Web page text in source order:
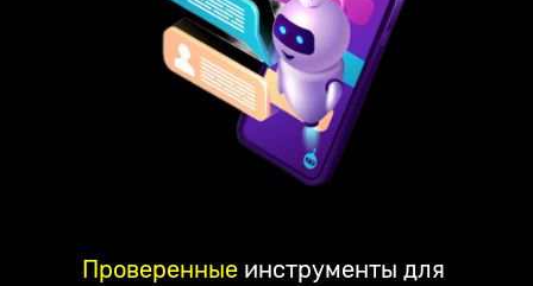
Проверенные инструменты для